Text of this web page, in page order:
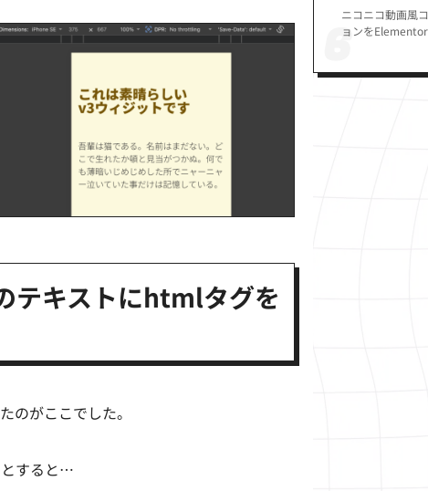
テキストにhtmlタグを
のがここでした。
すると…
ニコニコ動画風
ョンを